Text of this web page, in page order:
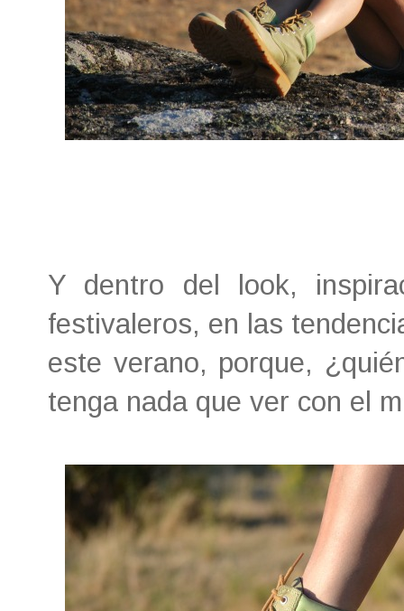
Y dentro del look,
festivaleros, en las
este verano, porque,
tenga nada que ver con el